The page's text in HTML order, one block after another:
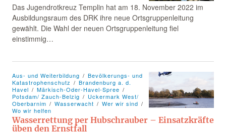
Das Jugendrotkreuz Templin hat am 18. November 2022 im
Ausbildungsraum des DRK ihre neue Ortsgruppenleitung
gewählt. Die Wahl der neuen Ortsgruppenleitung fiel
einstimmig…
Aus- und Weiterbildung
Bevölkerungs- und
Katastrophenschutz
Brandenburg a. d.
Havel
Märkisch-Oder-Havel-Spree
Potsdam/ Zauch-Belzig
Uckermark West/
Oberbarnim
Wasserwacht
Wer wir sind
Wo wir helfen
Wasserrettung per Hubschrauber – Einsatzkräfte
üben den Ernstfall